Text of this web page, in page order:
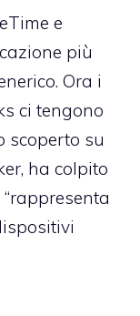
e
più
Ora i
ci tengono
scoperto su
ha colpito